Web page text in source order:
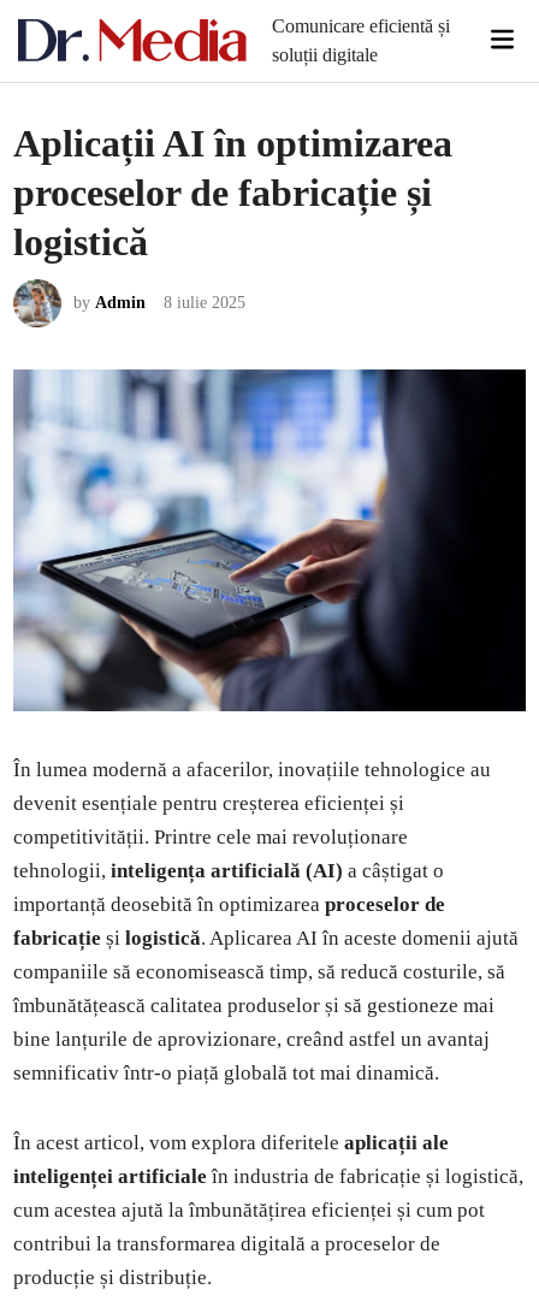
Comunicare eficientă și
soluții digitale
Aplicații AI în optimizarea
proceselor de fabricație și
logistică
byAdmin 8 iulie 2025
În lumea modernă a afacerilor, inovațiile tehnologice au
devenit esențiale pentru creșterea eficienței și
competitivității. Printre cele mai revoluționare
tehnologii,inteligența artificială (AI) a câștigat o
importanță deosebită în optimizareaproceselor de
fabricație șilogistică. Aplicarea AI în aceste domenii ajută
companiile să economisească timp, să reducă costurile, să
îmbunătățească calitatea produselor și să gestioneze mai
bine lanțurile de aprovizionare, creând astfel un avantaj
semnificativ într-o piață globală tot mai dinamică.
În acest articol, vom explora diferiteleaplicații ale
inteligenței artificiale în industria de fabricație și logistică,
cum acestea ajută la îmbunătățirea eficienței și cum pot
contribui la transformarea digitală a proceselor de
producție și distribuție.